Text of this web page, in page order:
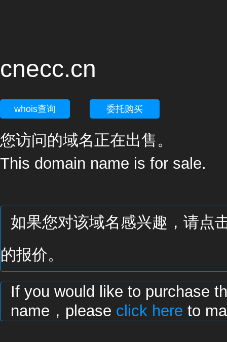
cnecc.cn
whois查询 委托购买
您访问的域名正在出售。
This domain name is for sale.
如果您对该域名感兴趣，请点
的报价。
If you would like to purchase
name，please click here to